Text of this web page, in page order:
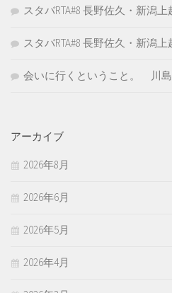
スタバRTA#8 長野佐久・新潟
スタバRTA#8 長野佐久・新潟
会いに行くということ。 川
アーカイブ
2026年8月
2026年6月
2026年5月
2026年4月